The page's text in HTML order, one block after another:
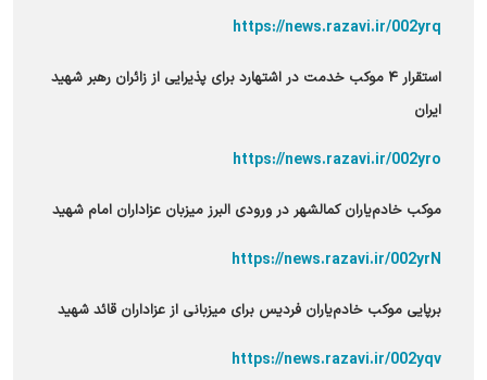
https://news.razavi.ir/002yrq
استقرار ۴ موکب خدمت در اشتهارد برای پذیرایی از زائران رهبر شهید
ایران
https://news.razavi.ir/002yro
موکب خادم‌یاران کمالشهر در ورودی البرز میزبان عزاداران امام شهید
https://news.razavi.ir/002yrN
برپایی موکب خادم‌یاران فردیس برای میزبانی از عزاداران قائد شهید
https://news.razavi.ir/002yqv